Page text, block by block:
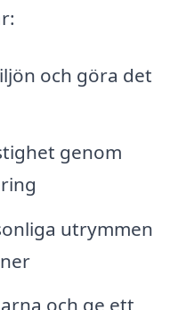
och göra det
genom
utrymmen